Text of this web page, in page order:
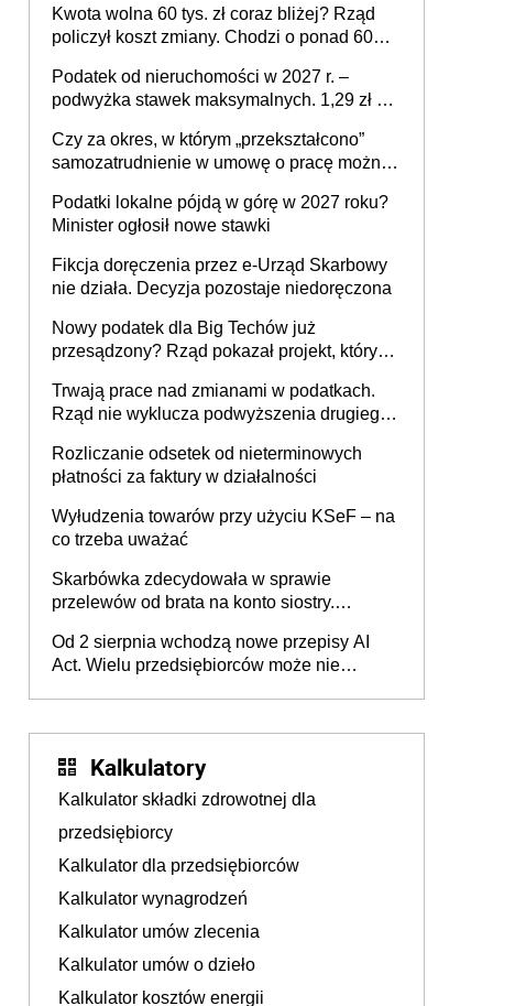
Kwota wolna 60 tys. zł coraz bliżej? Rząd
policzył koszt zmiany. Chodzi o ponad 60
Podatek od nieruchomości w 2027 r. –
podwyżka stawek maksymalnych. 1,29 zł za
budynków i lokali związanych z
prowadzeniem działalności gospodarczej
Czy za okres, w którym „przekształcono”
samozatrudnienie w umowę o pracę można
umowy cywilnoprawnej jedynym
racjonalnym wyjściem
Podatki lokalne pójdą w górę w 2027 roku?
Minister ogłosił nowe stawki
Fikcja doręczenia przez e-Urząd Skarbowy
nie działa. Decyzja pozostaje niedoręczona
Nowy podatek dla Big Techów już
przesądzony? Rząd pokazał projekt, który
Trwają prace nad zmianami w podatkach.
Rząd nie wyklucza podwyższenia drugiego
Rozliczanie odsetek od nieterminowych
płatności za faktury w działalności
Wyłudzenia towarów przy użyciu KSeF – na
co trzeba uważać
Skarbówka zdecydowała w sprawie
przelewów od brata na konto siostry.
darowizna, ale podatku jednak nie będzie
Od 2 sierpnia wchodzą nowe przepisy AI
Act. Wielu przedsiębiorców może nie
Kalkulatory
Kalkulator składki zdrowotnej dla
przedsiębiorcy
Kalkulator dla przedsiębiorców
Kalkulator wynagrodzeń
Kalkulator umów zlecenia
Kalkulator umów o dzieło
Kalkulator kosztów energii